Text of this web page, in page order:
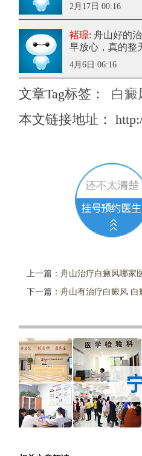
2月17日 00:16
褚璟: 舟山好的
早放心，真的整
4月6日 06:16
文章Tag标签：
白癜
本文链接地址：
上一篇： 舟山治疗白癜风哪家
下一篇： 舟山有治疗白癜风 白